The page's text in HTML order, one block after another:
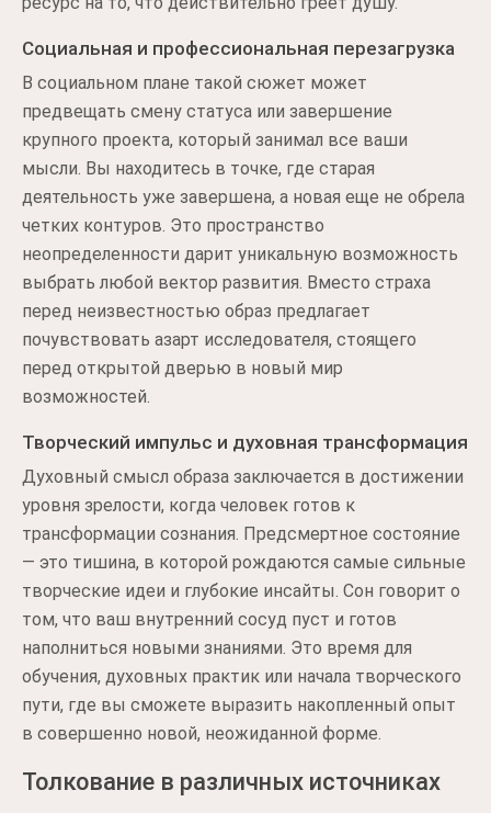
Социальная и профессиональная перезагрузка
В социальном плане такой сюжет может
предвещать смену статуса или завершение
крупного проекта, который занимал все ваши
мысли. Вы находитесь в точке, где старая
деятельность уже завершена, а новая еще не обрела
четких контуров. Это пространство
неопределенности дарит уникальную возможность
выбрать любой вектор развития. Вместо страха
перед неизвестностью образ предлагает
почувствовать азарт исследователя, стоящего
перед открытой дверью в новый мир
возможностей.
Творческий импульс и духовная трансформация
Духовный смысл образа заключается в достижении
уровня зрелости, когда человек готов к
трансформации сознания. Предсмертное состояние
— это тишина, в которой рождаются самые сильные
творческие идеи и глубокие инсайты. Сон говорит о
том, что ваш внутренний сосуд пуст и готов
наполниться новыми знаниями. Это время для
обучения, духовных практик или начала творческого
пути, где вы сможете выразить накопленный опыт
в совершенно новой, неожиданной форме.
Толкование в различных источниках